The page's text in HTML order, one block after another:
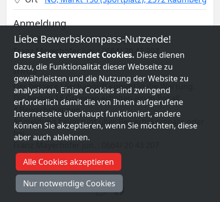
Anmeldung
Lukas Zechner: 0664/86 32 227
Franz Mayerhofer jun. : 0664/ 20 43 207
Infos
Der bessere Löschangriff kommt in die Wertung.
Die besten 16 Gruppen erhalten einen Pokal!
4 Bewerbsbahnen
Anmeldung bevorzugt über Bewerbskompass oder
bei
2 Durchgänge Parallelstart
Liebe Bewerbskompass-Nutzende!
Diese Seite verwendet Cookies. Diese dienen
dazu, die Funktionalität dieser Webseite zu
gewährleisten und die Nutzung der Website zu
analysieren. Einige Cookies sind zwingend
erforderlich damit die von Ihnen aufgerufene
Internetseite überhaupt funktioniert, andere
können Sie akzeptieren, wenn Sie möchten, diese
aber auch ablehnen.
Alle Cookies akzeptieren
Nur notwendige Cookies